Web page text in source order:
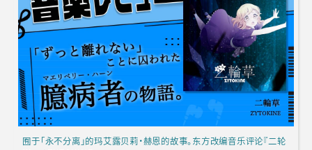
囿于「永不分离」的玛艾露贝莉·赫恩的故事。东方改编音乐评论『二轮